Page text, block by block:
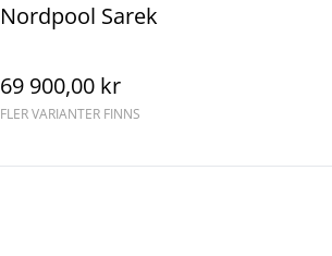
Nordpool Sarek
69 900,00 kr
FLER VARIANTER FINNS